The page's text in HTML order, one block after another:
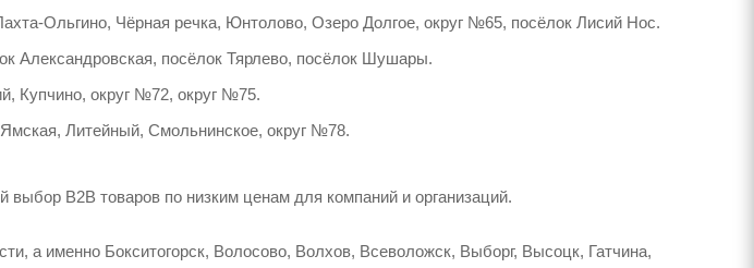
Ольгино, Чёрная речка, Юнтолово, Озеро Долгое, округ №65, посёлок Лисий Нос.
Александровская, посёлок Тярлево, посёлок Шушары.
Купчино, округ №72, округ №75.
Литейный, Смольнинское, округ №78.
выбор B2B товаров по низким ценам для компаний и организаций.
а именно Бокситогорск, Волосово, Волхов, Всеволожск, Выборг, Высоцк, Гатчина,